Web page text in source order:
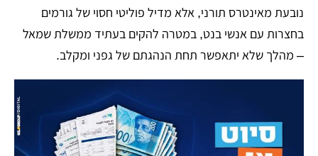
נובעת מאינטרס תורני, אלא מדיל פוליטי חסוי של גורמים
בחצרות עם אנשי בנט, במטרה להקים בעתיד ממשלת שמאל
– מהלך שלא יתאפשר תחת הנהגתם של גפני ומקלב.